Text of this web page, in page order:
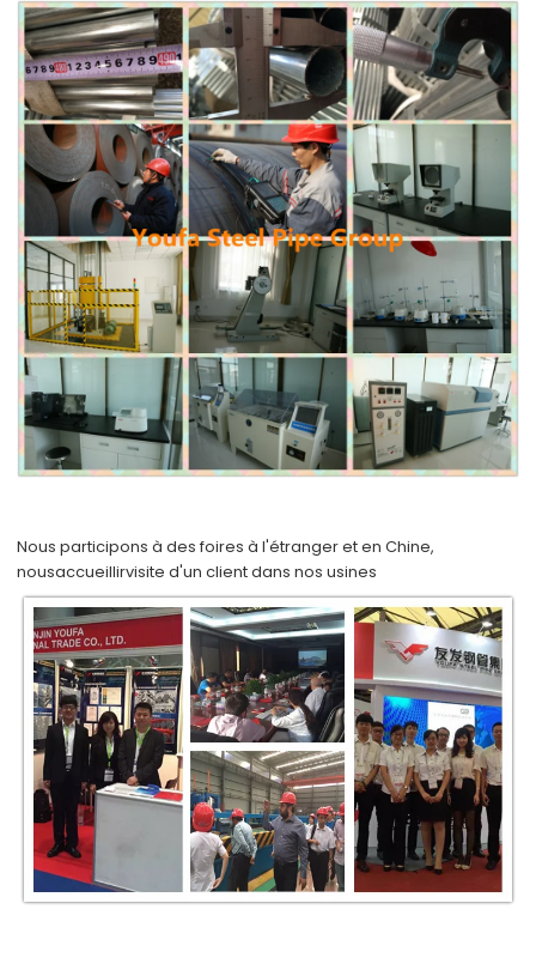
Nous participons à des foires à l'étranger et en Chine,
nousaccueillirvisite d'un client dans nos usines